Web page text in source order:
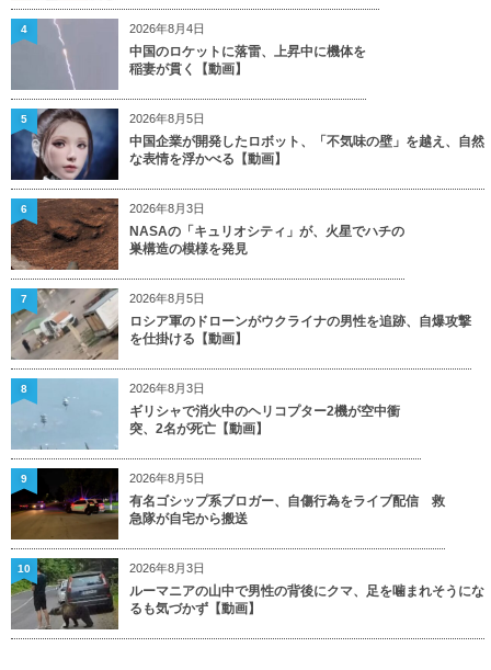
2026年8月4日
中国のロケットに落雷、上昇中に機体を
稲妻が貫く【動画】
4
2026年8月5日
中国企業が開発したロボット、「不気味の壁」を越え、自然
な表情を浮かべる【動画】
5
2026年8月3日
NASAの「キュリオシティ」が、火星でハチの
巣構造の模様を発見
6
2026年8月5日
ロシア軍のドローンがウクライナの男性を追跡、自爆攻撃
を仕掛ける【動画】
7
2026年8月3日
ギリシャで消火中のヘリコプター2機が空中衝
突、2名が死亡【動画】
8
2026年8月5日
有名ゴシップ系ブロガー、自傷行為をライブ配信 救
急隊が自宅から搬送
9
2026年8月3日
ルーマニアの山中で男性の背後にクマ、足を噛まれそうにな
るも気づかず【動画】
10